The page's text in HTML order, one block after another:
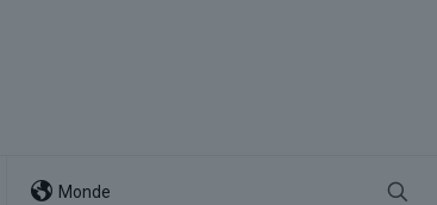
Monde